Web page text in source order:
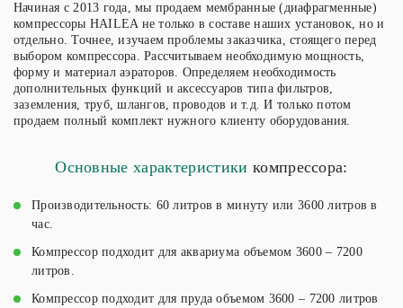
Начиная с 2013 года, мы продаем мембранные (диафрагменные)
компрессоры HAILEA не только в составе наших установок, но и
отдельно. Точнее, изучаем проблемы заказчика, стоящего перед
выбором компрессора. Рассчитываем необходимую мощность,
форму и материал аэраторов. Определяем необходимость
дополнительных функций и аксессуаров типа фильтров,
заземления, труб, шлангов, проводов и т.д. И только потом
продаем полный комплект нужного клиенту оборудования.
Основные характеристики компрессора:
Производительность: 60 литров в минуту или 3600 литров в
час.
Компрессор подходит для аквариума объемом 3600 – 7200
литров.
Компрессор подходит для пруда объемом 3600 – 7200 литров